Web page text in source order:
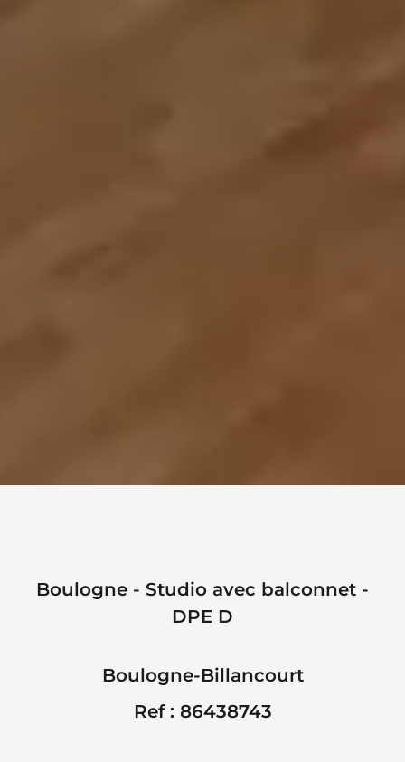
Boulogne - Studio avec balconnet -
DPE D
Boulogne-Billancourt
Ref : 86438743